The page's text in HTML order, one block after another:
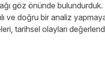
göz önünde
ve doğru bir analiz
tarihsel olayları